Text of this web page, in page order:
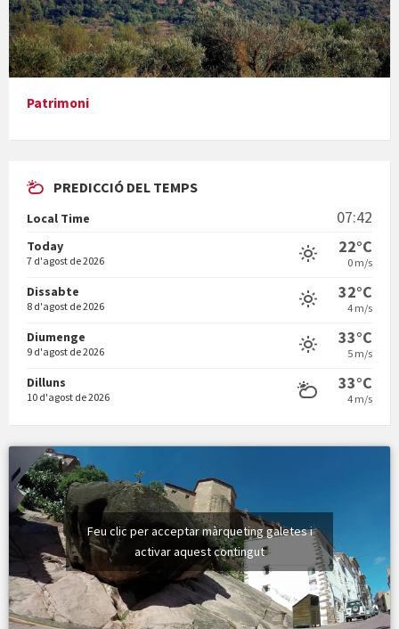
Presentació del llibre &quot;La mare&quot;, d'Emma Zafon
En Bum
Vermuts a la Font. Hit parit
Patrimoni
PREDICCIÓ DEL TEMPS
Local Time 07:42
Today
7 d'agost de 2026
22°C
0 m/s
Dissabte
8 d'agost de 2026
32°C
4 m/s
Diumenge
9 d'agost de 2026
33°C
5 m/s
Dilluns
10 d'agost de 2026
33°C
4 m/s
Feu clic per acceptar màrqueting galetes i
activar aquest contingut